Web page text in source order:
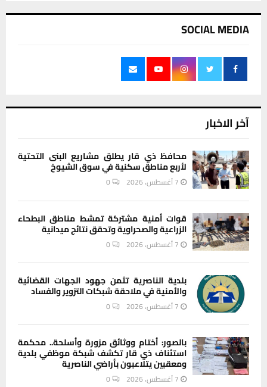
SOCIAL MEDIA
آخر الاخبار
محافظ ذي قار يطلق مشاريع البنى التحتية
لأربع مناطق سكنية في سوق الشيوخ
7 أغسطس، 2026 0
قوات أمنية مشتركة تمشط مناطق البطحاء
الزراعية والصحراوية وتحقق نتائج ميدانية
7 أغسطس، 2026 0
بلدية الناصرية تثمن جهود الجهات القضائية
والأمنية في ملاحقة شبكات التزوير والفساد
7 أغسطس، 2026 0
بالصور: أختام ووثائق مزورة وأسلحة.. محكمة
استئناف ذي قار تكشف شبكة موظفي بلدية
ومعقبين يتلاعبون بأراضي الناصرية
7 أغسطس، 2026 0